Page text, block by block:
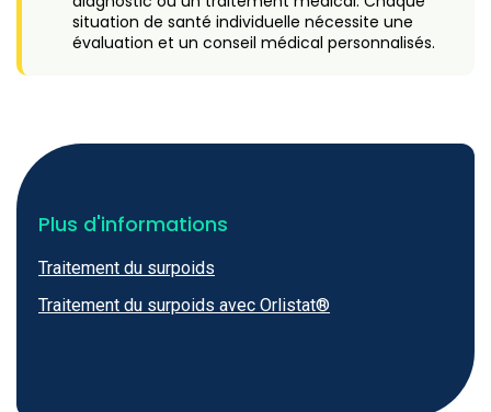
situation de santé individuelle nécessite une
évaluation et un conseil médical personnalisés.
Plus d'informations
Traitement du surpoids
Traitement du surpoids avec Orlistat®